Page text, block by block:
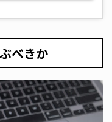
べきか